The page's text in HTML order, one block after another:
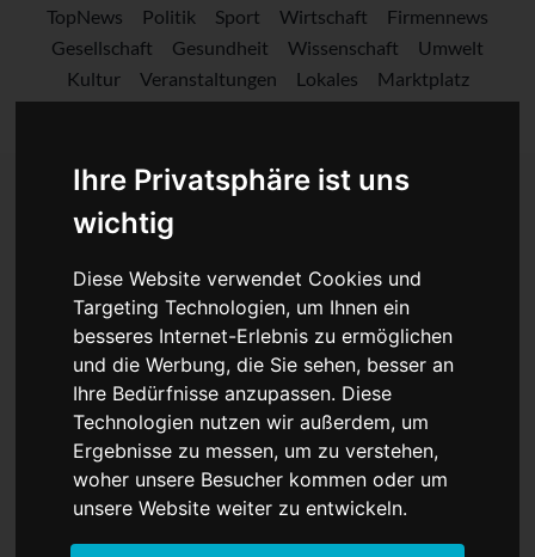
Ihre Privatsphäre ist uns
wichtig
Diese Website verwendet Cookies und
Targeting Technologien, um Ihnen ein
besseres Internet-Erlebnis zu ermöglichen
und die Werbung, die Sie sehen, besser an
Ihre Bedürfnisse anzupassen. Diese
Technologien nutzen wir außerdem, um
Ergebnisse zu messen, um zu verstehen,
woher unsere Besucher kommen oder um
unsere Website weiter zu entwickeln.
TopNews Politik Sport Wirtschaft
Firmennews
Gesellschaft
Gesundheit Wissenschaft
Umwelt
Kultur
Veranstaltungen Lokales
Marktplatz
Stellenangebote
Deutschland schwitzt
weiter: Hitzewelle steuert
auf 41 Grad zu